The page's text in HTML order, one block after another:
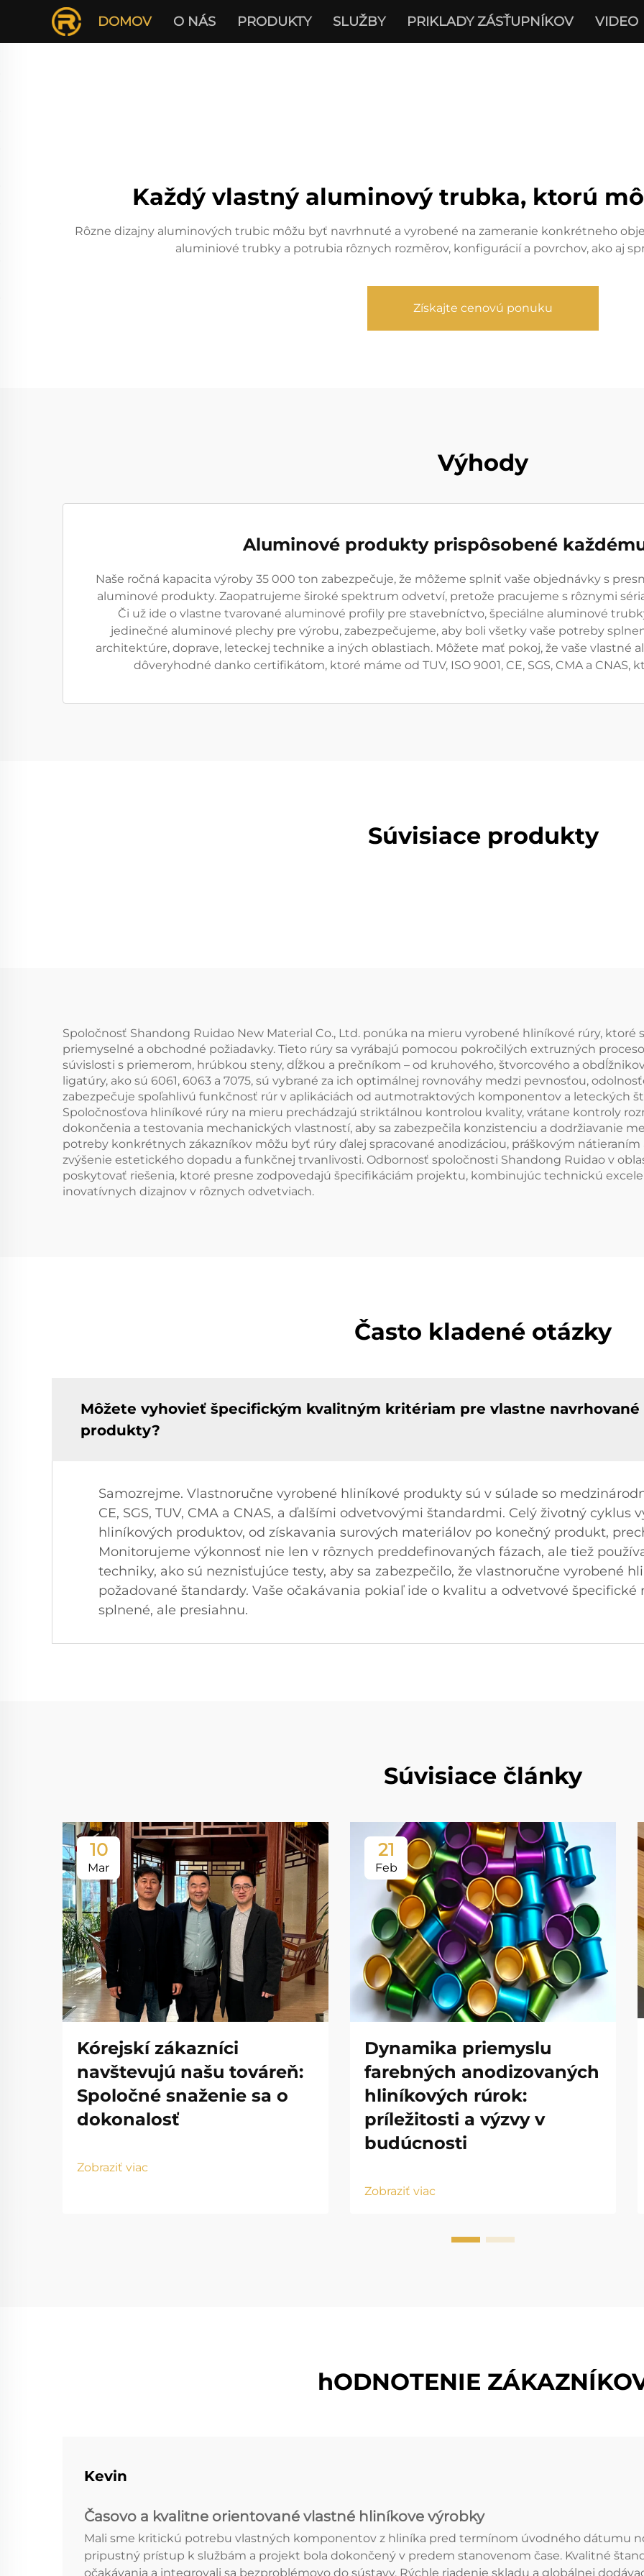
DOMOV O NÁS PRODUKTY SLUŽBY PRIKLADY ZÁSŤUPNÍKOV VIDEO
Každý vlastný aluminový trubka, ktorú
Rôzne dizajny aluminových trubic môžu byť navrhnuté a vyrobené na zameranie konkrétneho
aluminiové trubky a potrubia rôznych rozměrov, konfigurácií a povrchov, ako aj
Získajte cenovú ponuku
Výhody
Aluminové produkty prispôsobené
Naše ročná kapacita výroby 35 000 ton zabezpečuje, že môžeme splniť vaše objednávky s
aluminové produkty. Zaopatrujeme široké spektrum odvetví, pretože pracujeme s rôznymi
Či už ide o vlastne tvarované aluminové profily pre stavebníctvo, špeciálne aluminové
jedinečné aluminové plechy pre výrobu, zabezpečujeme, aby boli všetky vaše potreby
architektúre, doprave, leteckej technike a iných oblastiach. Môžete mať pokoj, že vaše vlastné
dôveryhodné danko certifikátom, ktoré máme od TUV, ISO 9001, CE, SGS, CMA a CNAS,
Súvisiace produkty
Spoločnosť Shandong Ruidao New Material Co., Ltd. ponúka na mieru vyrobené hliníkové rúry, ktoré
priemyselné a obchodné požiadavky. Tieto rúry sa vyrábajú pomocou pokročilých extruzných
súvislosti s priemerom, hrúbkou steny, dĺžkou a prečníkom – od kruhového, štvorcového a
ligatúry, ako sú 6061, 6063 a 7075, sú vybrané za ich optimálnej rovnováhy medzi pevnosťou,
zabezpečuje spoľahlivú funkčnosť rúr v aplikáciách od autmotraktových komponentov a leteckých
Spoločnosťova hliníkové rúry na mieru prechádzajú striktálnou kontrolou kvality, vrátane kontroly
dokončenia a testovania mechanických vlastností, aby sa zabezpečila konzistenciu a dodržiavanie
potreby konkrétnych zákazníkov môžu byť rúry ďalej spracované anodizáciou, práškovým
zvýšenie estetického dopadu a funkčnej trvanlivosti. Odbornosť spoločnosti Shandong Ruidao v
poskytovať riešenia, ktoré presne zodpovedajú špecifikáciám projektu, kombinujúc technickú
inovatívnych dizajnov v rôznych odvetviach.
Často kladené otázky
Môžete vyhovieť špecifickým kvalitným kritériam pre vlastne navrhované
produkty?
Samozrejme. Vlastnoručne vyrobené hliníkové produkty sú v súlade so
CE, SGS, TUV, CMA a CNAS, a ďalšími odvetvovými štandardmi. Celý životný
hliníkových produktov, od získavania surových materiálov po konečný produkt,
Monitorujeme výkonnosť nie len v rôznych preddefinovaných fázach, ale tiež
techniky, ako sú neznisťujúce testy, aby sa zabezpečilo, že vlastnoručne vyrobené
požadované štandardy. Vaše očakávania pokiaľ ide o kvalitu a odvetvové
splnené, ale presiahnu.
Súvisiace články
10
Mar
Kórejskí zákazníci
navštevujú našu továreň:
Spoločné snaženie sa o
dokonalosť
Zobraziť viac
21
Feb
Dynamika priemyslu
farebných anodizovaných
hliníkových rúrok:
príležitosti a výzvy v
budúcnosti
Zobraziť viac
hODNOTENIE
Kevin
Časovo a kvalitne orientované vlastné hliníkove výrobky
Mali sme kritickú potrebu vlastných komponentov z hliníka pred termínom úvodného dátumu
pripustný prístup k službám a projekt bola dokončený v predem stanovenom čase. Kvalitné
očakávania a integrovali sa bezproblémovo do sústavy. Rýchle riadenie skladu a globálnej